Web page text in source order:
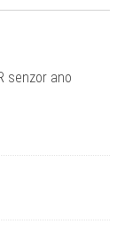
senzor ano